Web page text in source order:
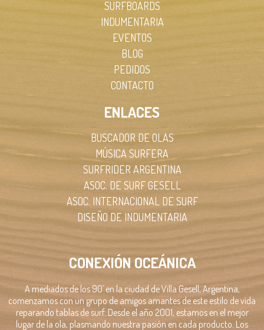
SURFBOARDS
INDUMENTARIA
EVENTOS
BLOG
PEDIDOS
CONTACTO
ENLACES
BUSCADOR DE OLAS
MÚSICA SURFERA
SURFRIDER ARGENTINA
ASOC. DE SURF GESELL
ASOC. INTERNACIONAL DE SURF
DISEÑO DE INDUMENTARIA
CONEXIÓN OCEÁNICA
A mediados de los 90´ en la ciudad de Villa Gesell, Argentina,
comenzamos con un grupo de amigos amantes de este estilo de vida
reparando tablas de surf. Desde el año 2001, estamos en el mejor
lugar de la ola, plasmando nuestra pasión en cada producto. Los